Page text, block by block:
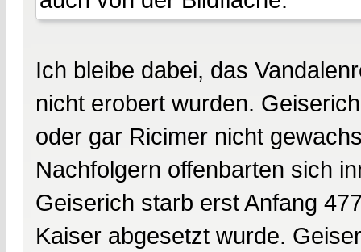
Ich bleibe dabei, das
nicht erobert wurden.
oder gar Ricimer nicht
Nachfolgern offenbarten sich
Geiserich starb erst Anfang
Kaiser abgesetzt wurde.